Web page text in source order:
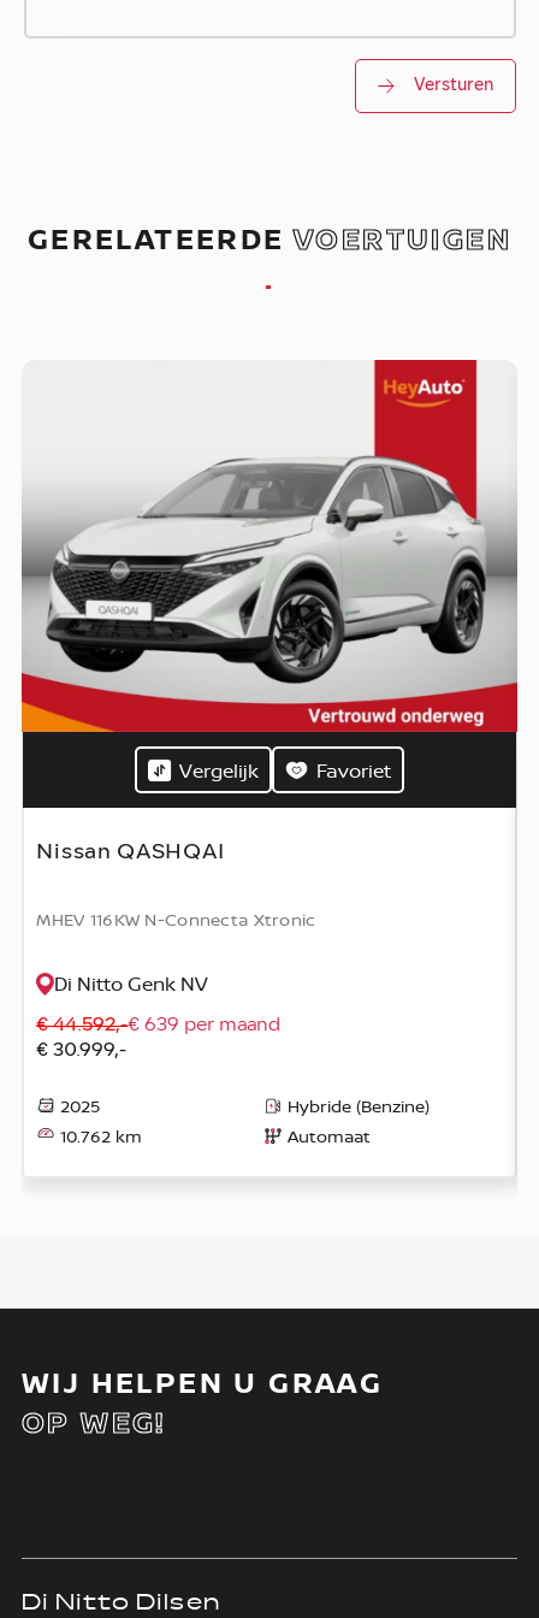
Versturen
GERELATEERDEVOERTUIGEN
.
Vergelijk Favoriet
Nissan QASHQAI
MHEV 116KW N-Connecta Xtronic
Di Nitto Genk NV
€ 44.592,-
€ 30.999,-
€ 639 per maand
2025
Hybride (Benzine)
10.762 km
Automaat
WIJ HELPEN U GRAAG
OP WEG!
Di Nitto Dilsen